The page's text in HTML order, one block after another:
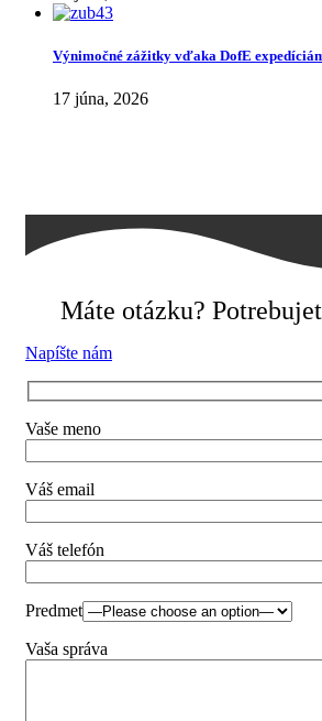
Výnimočné zážitky vďaka DofE
17 júna, 2026
Máte otázku?
Napíšte nám
Vaše meno
Váš email
Váš telefón
Predmet
Vaša správa